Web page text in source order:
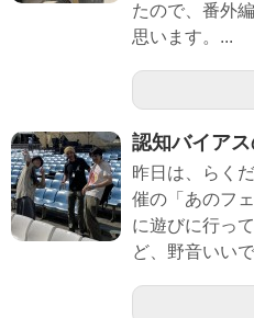
たので、番外
思います。...
認知バイア
昨日は、らく
催の「あのフ
に遊びに行っ
ど、野音いい